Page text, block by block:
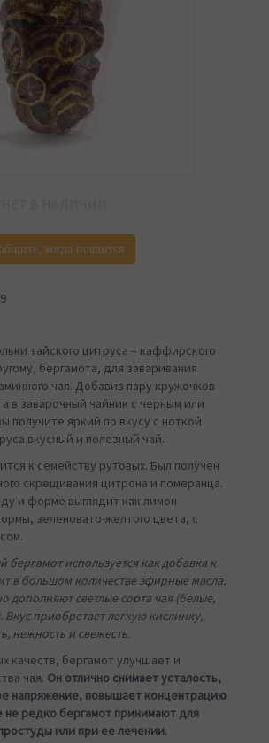
когда появится
тайского цитруса – каффирского
бергамота, для заваривания
чая. Добавив пару кружочков
в заварочный чайник с черным или
получите яркий по вкусу с ноткой
вкусный и полезный чай.
к семейству рутовых. Был получен
скрещивания цитрона и померанца.
и форме выглядит как лимон
зеленовато-желтого цвета, с
используется как добавка к
в большом количестве эфирные масла,
дополняют светлые сорта чая (белые,
Вкус приобретает легкую кислинку,
нежность и свежесть.
качеств, бергамот улучшает и
чая. Он отлично снимает усталость,
напряжение, повышает концентрацию
не редко бергамот принимают для
или при ее лечении.